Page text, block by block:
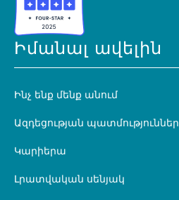
Իմանալ ավելին
Ինչ ենք մենք անում
Ազդեցության պատմություններ
Կարիերա
Լրատվական սենյակ